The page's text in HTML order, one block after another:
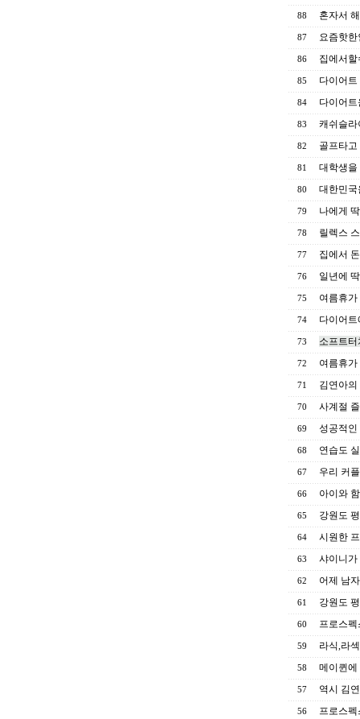
88 혼자서
87 요즘핫
86 집에서
85 다이어
84 다이어
83 캐쉬슬라
82 골프타
81 대학생을
80 대한민국
79 나에게
78 릴렉스
77 집에서
76 일년에
75 여름휴
74 다이어
73 소프트터
72 여름휴
71 김연아
70 사계절
69 성공적인
68 연습도
67 우리 커
66 아이와
65 강원도
64 시원한
63 샤이니가
62 어제 남
61 강원도
60 프로스
59 라식,라
58 메이퀸에
57 역시 김
56 프로스